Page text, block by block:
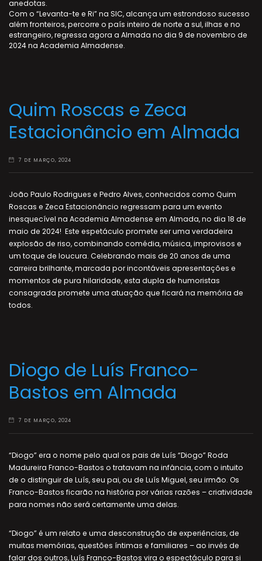
anedotas.
Com o “Levanta-te e Ri” na SIC, alcança um estrondoso sucesso
além fronteiros, percorre o país inteiro de norte a sul, ilhas e no
estrangeiro, regressa agora a Almada no dia 9 de novembro de
2024 na Academia Almadense.
Quim Roscas e Zeca
Estacionâncio em Almada
7 DE MARÇO, 2024
João Paulo Rodrigues e Pedro Alves, conhecidos como Quim
Roscas e Zeca Estacionâncio regressam para um evento
inesquecível na Academia Almadense em Almada, no dia 18 de
maio de 2024! Este espetáculo promete ser uma verdadeira
explosão de riso, combinando comédia, música, improvisos e
um toque de loucura. Celebrando mais de 20 anos de uma
carreira brilhante, marcada por incontáveis apresentações e
momentos de pura hilaridade, esta dupla de humoristas
consagrada promete uma atuação que ficará na memória de
todos.
Diogo de Luís Franco-
Bastos em Almada
7 DE MARÇO, 2024
“Diogo” era o nome pelo qual os pais de Luís “Diogo” Roda
Madureira Franco-Bastos o tratavam na infância, com o intuito
de o distinguir de Luís, seu pai, ou de Luís Miguel, seu irmão. Os
Franco-Bastos ficarão na história por várias razões – criatividade
para nomes não será certamente uma delas.
“Diogo” é um relato e uma desconstrução de experiências, de
muitas memórias, questões íntimas e familiares – ao invés de
falar dos outros, Luís Franco-Bastos vira o espectáculo para si